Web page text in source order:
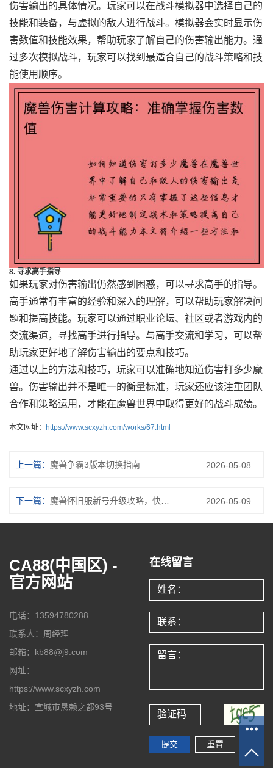
伤害输出的具体情况。玩家可以在战斗模拟器中选择自己的
技能和装备，与虚拟的敌人进行战斗。模拟器会实时显示伤
害数值和技能效果，帮助玩家了解自己的伤害输出能力。通
过多次模拟战斗，玩家可以找到最适合自己的战斗策略和技
能使用顺序。
8. 寻求高手指导
如果玩家对伤害输出仍然感到困惑，可以寻求高手的指导。
高手通常有丰富的经验和深入的理解，可以帮助玩家解决问
题和提高技能。玩家可以通过职业论坛、社区或者游戏内的
交流渠道，寻找高手进行指导。与高手交流和学习，可以帮
助玩家更好地了解伤害输出的要点和技巧。
通过以上的方法和技巧，玩家可以准确地知道伤害打多少魔
兽。伤害输出并不是唯一的衡量标准，玩家还应该注重团队
合作和策略运用，才能在魔兽世界中取得更好的战斗成绩。
本文网址： https://www.scxyzh.com/works/67.html
上一篇： 魔兽争霸3版本切换指南 2026-05-08
下一篇： 2026-05-09
CA88(中国区) -
官方网站
电话：13594780288
联系人：周经理
邮箱：kb88@j9.com
网址：
https://www.scxyzh.com
地址：宣城市恳赖之都93号
在线留言